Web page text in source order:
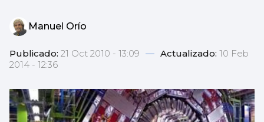
Manuel Orío
Publicado: 21 Oct 2010 - 13:09 — Actualizado: 10 Feb
2014 - 12:36